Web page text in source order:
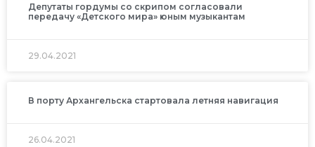
Депутаты гордумы со скрипом согласовали
передачу «Детского мира» юным музыкантам
29.04.2021
В порту Архангельска стартовала летняя навигация
26.04.2021